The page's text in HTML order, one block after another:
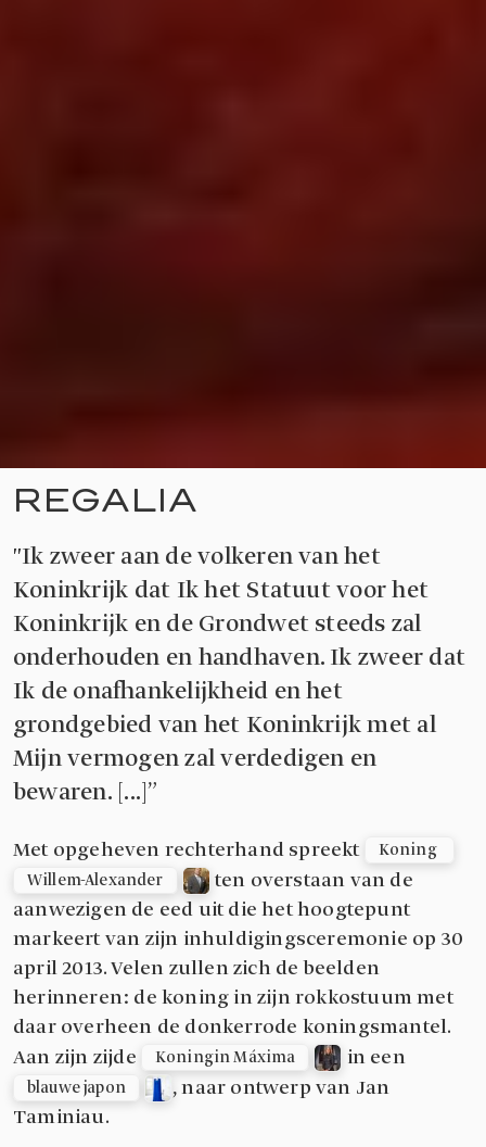
REGALIA
"Ik zweer aan de volkeren van het
Koninkrijk dat Ik het Statuut voor het
Koninkrijk en de Grondwet steeds zal
onderhouden en handhaven. Ik zweer dat
Ik de onafhankelijkheid en het
grondgebied van het Koninkrijk met al
Mijn vermogen zal verdedigen en
bewaren. [...]”
Met opgeheven rechterhand spreekt
Koning
Willem-Alexander
ten overstaan van de
aanwezigen de eed uit die het hoogtepunt
markeert van zijn inhuldigingsceremonie op 30
april 2013. Velen zullen zich de beelden
herinneren: de koning in zijn rokkostuum met
daar overheen de donkerrode koningsmantel.
Aan zijn zijde
Koningin Máxima in een
blauwe japon
, naar ontwerp van Jan
Taminiau.